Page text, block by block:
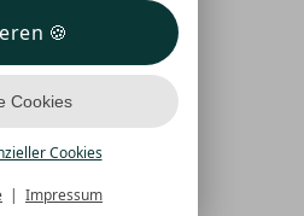
Cookies
Cookies
Impressum